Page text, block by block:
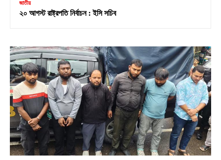
জাতীয়
২০ আগস্ট রাষ্ট্রপতি নির্বাচন : ইসি সচিব